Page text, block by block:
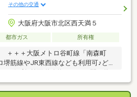
その他の交通
大阪府大阪市北区西天満５
都市ガス 所有権
＋＋大阪メトロ谷町線「南森町
筋線やJR東西線なども利用可♪どこ
でもご内覧可能です♪＊＊＊ 周辺情
徒歩4分（305ｍ）ファミリーマート